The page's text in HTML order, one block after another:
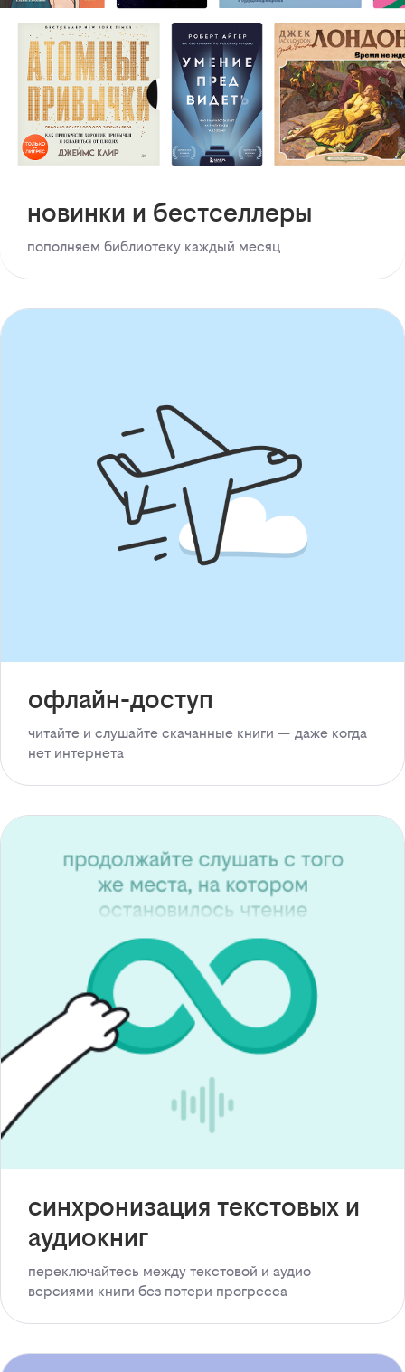
новинки и бестселлеры
пополняем библиотеку каждый месяц
офлайн-доступ
читайте и слушайте скачанные книги — даже когда
нет интернета
синхронизация текстовых и
аудиокниг
переключайтесь между текстовой и аудио
версиями книги без потери прогресса